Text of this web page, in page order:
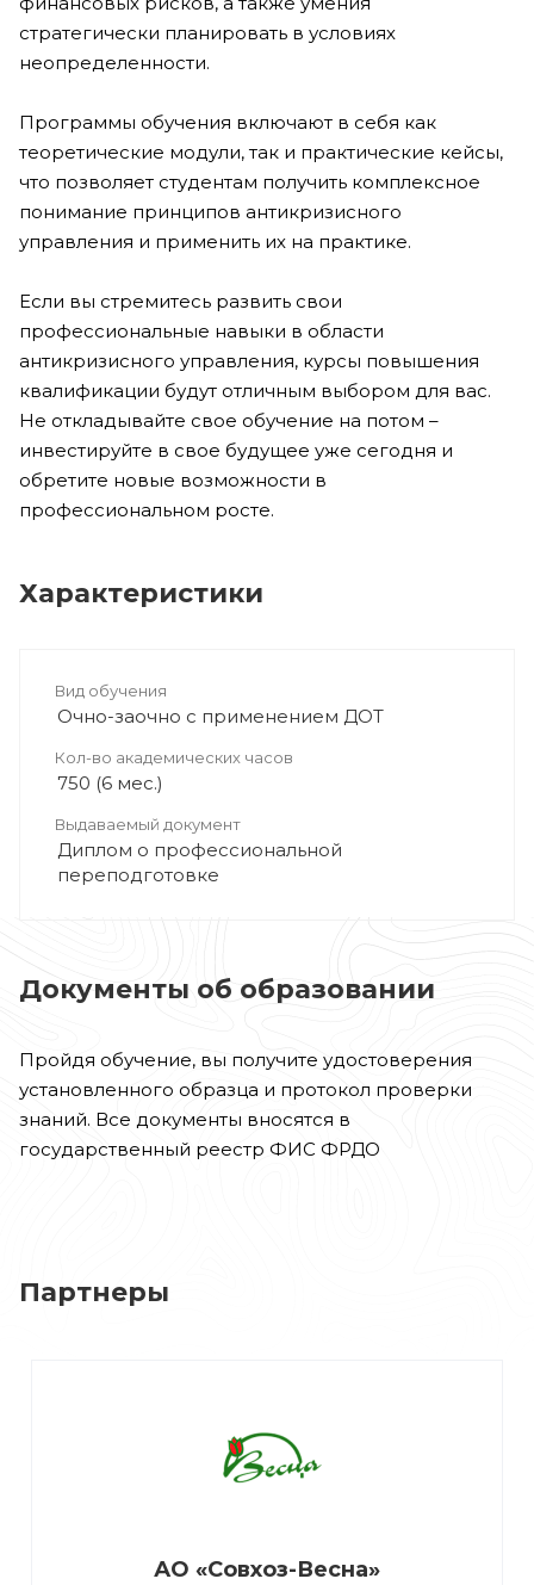
стратегически планировать в условиях
неопределенности.
Программы обучения включают в себя как
теоретические модули, так и практические кейсы,
что позволяет студентам получить комплексное
понимание принципов антикризисного
управления и применить их на практике.
Если вы стремитесь развить свои
профессиональные навыки в области
антикризисного управления, курсы повышения
квалификации будут отличным выбором для вас.
Не откладывайте свое обучение на потом –
инвестируйте в свое будущее уже сегодня и
обретите новые возможности в
профессиональном росте.
Характеристики
Вид обучения
Очно-заочно с применением ДОТ
Кол-во академических часов
750 (6 мес.)
Выдаваемый документ
Диплом о профессиональной
переподготовке
Документы об образовании
Пройдя обучение, вы получите удостоверения
установленного образца и протокол проверки
знаний. Все документы вносятся в
государственный реестр ФИС ФРДО